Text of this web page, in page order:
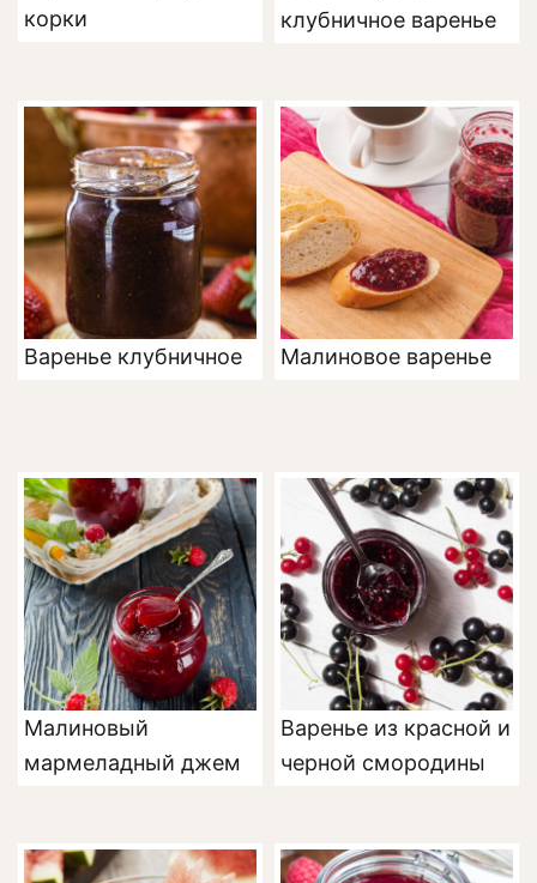
корки
клубничное варенье
Варенье клубничное Малиновое варенье
Малиновый
мармеладный джем
Варенье из красной и
черной смородины